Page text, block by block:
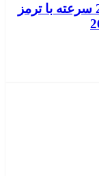
دوچرخه چیاوا مدل آکو دنده ای 21 سرعته با ترمز